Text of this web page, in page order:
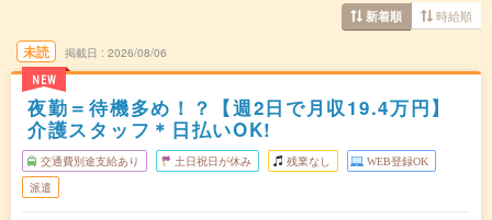
新着順 時給順
未読
NEW
掲載日 2026/08/06
夜勤＝待機多め！？【週2日で月収19.4万円】
介護スタッフ＊日払いOK!
交通費別途支給あり 土日祝日が休み 残業なし WEB登録OK
派遣